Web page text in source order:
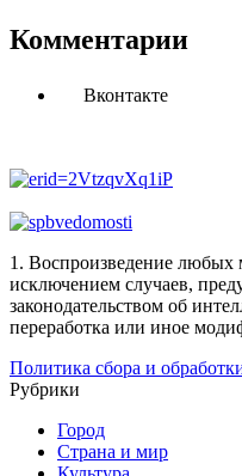
Комментарии
Вконтакте
1. Воспроизведение любых
исключением случаев,
законодательством об
переработка или иное
Политика сбора и
Рубрики
Город
Страна и мир